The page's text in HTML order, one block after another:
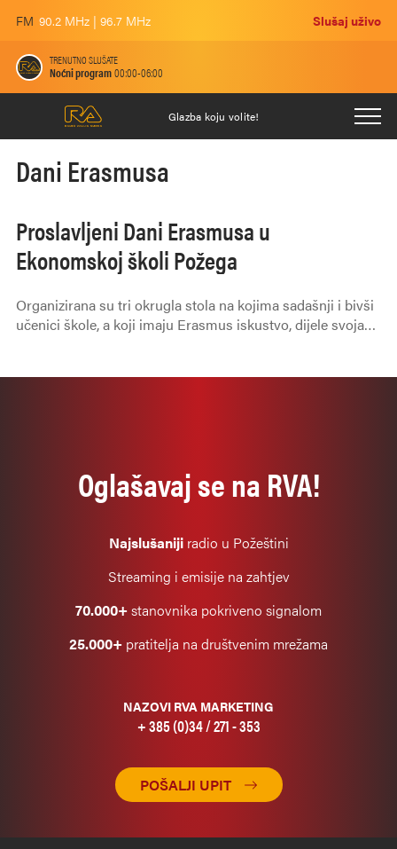
FM 90.2 MHz | 96.7 MHz Slušaj uživo
TRENUTNO SLUŠATE
Noćni program00:00-06:00
Glazba koju volite!
Dani Erasmusa
Proslavljeni Dani Erasmusa u
Ekonomskoj školi Požega
Organizirana su tri okrugla stola na kojima sadašnji i bivši
učenici škole, a koji imaju Erasmus iskustvo, dijele svoja
Oglašavaj se na RVA!
Najslušanijiradio u Požeštini
Streaming i emisije na zahtjev
70.000+stanovnika pokriveno signalom
25.000+ pratitelja na društvenim mrežama
NAZOVI RVA MARKETING
+ 385 (0)34 / 271 - 353
POŠALJI UPIT